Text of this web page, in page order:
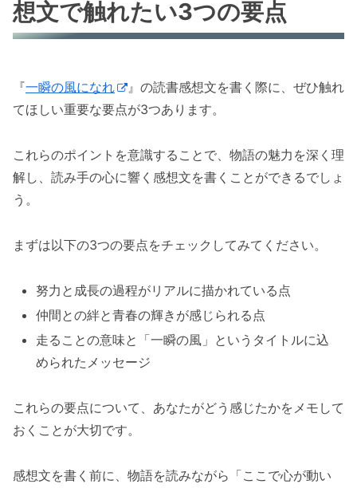
想文で触れたい3つの要点
『一瞬の風になれ
』の読書感想文を書く際に、ぜひ触れ
てほしい重要な要点が3つあります。
これらのポイントを意識することで、物語の魅力を深く理
解し、読み手の心に響く感想文を書くことができるでしょ
う。
まずは以下の3つの要点をチェックしてみてください。
努力と成長の過程がリアルに描かれている点
仲間との絆と青春の輝きが感じられる点
走ることの意味と「一瞬の風」というタイトルに込
められたメッセージ
これらの要点について、あなたがどう感じたかをメモして
おくことが大切です。
感想文を書く前に、物語を読みながら「ここで心が動い